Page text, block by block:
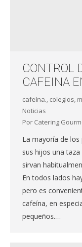
CONTROL
CAFEINA
cafeína., colegios,
Noticias
Por Catering
La mayoría de los
sus hijos una
sirvan
En todos lados
pero es
cafeína, en
pequeños.…